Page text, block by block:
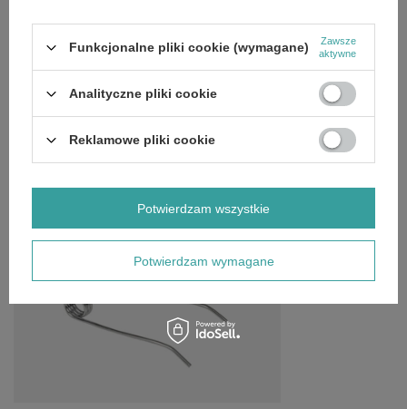
Symbol SP31101-3
(0)
OSTATNIO OGLĄDANE
Funkcjonalne pliki cookie (wymagane)
Zawsze
aktywne
Analityczne pliki cookie
Reklamowe pliki cookie
Potwierdzam wymagane
Potwierdzam wszystkie